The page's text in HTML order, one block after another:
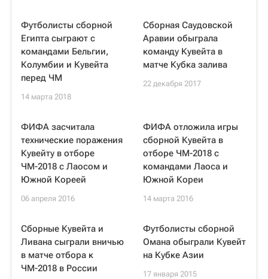
Футболисты сборной
Египта сыграют с
командами Бельгии,
Колумбии и Кувейта
перед ЧМ
14 марта 2018
Сборная Саудовской
Аравии обыграла
команду Кувейта в
матче Кубка залива
22 декабря 2017
ФИФА засчитала
технические поражения
Кувейту в отборе
ЧМ-2018 с Лаосом и
Южной Кореей
06 апреля 2016
ФИФА отложила игры
сборной Кувейта в
отборе ЧМ-2018 с
командами Лаоса и
Южной Кореи
14 марта 2016
Сборные Кувейта и
Ливана сыграли вничью
в матче отбора к
ЧМ-2018 в России
Футболисты сборной
Омана обыграли Кувейт
на Кубке Азии
17 января 2015